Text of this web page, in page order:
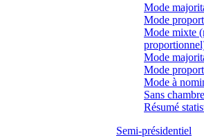
Mode
Mode
Mode mixte
Mode
Mode
Mode à
Sans
Résumé
Semi-présidentiel